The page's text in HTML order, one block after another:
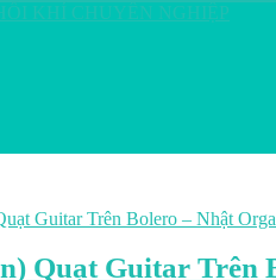
KHÍ CHUYÊN NGHIỆP
Quạt Guitar Trên